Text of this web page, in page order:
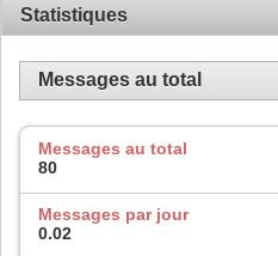
Statistiques
Messages au total
Messages au total
80
Messages par jour
0.02